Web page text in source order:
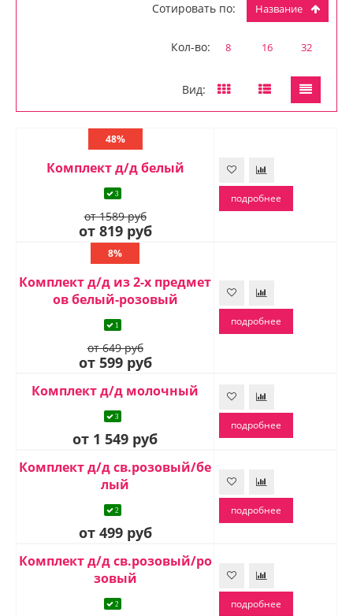
Сотировать по: Название
Кол-во: 8 16 32
Вид:
48%
Комплект д/д белый
3
от 1589 руб
от 819 руб
подробнее
8%
Комплект д/д из 2-х предмет
ов белый-розовый
1
от 649 руб
от 599 руб
подробнее
Комплект д/д молочный
3
от 1 549 руб
подробнее
Комплект д/д св.розовый/бе
лый
2
от 499 руб
подробнее
Комплект д/д св.розовый/ро
зовый
2 подробнее